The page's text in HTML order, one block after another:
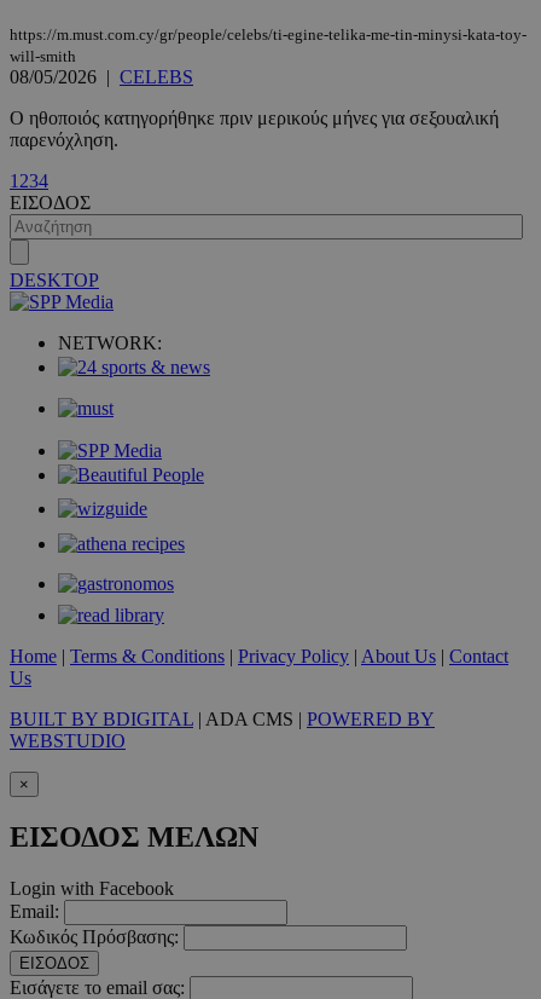
https://m.must.com.cy/gr/people/celebs/ti-egine-telika-me-tin-minysi-kata-toy-
will-smith
08/05/2026 | CELEBS
Ο ηθοποιός κατηγορήθηκε πριν μερικούς μήνες για σεξουαλική
παρενόχληση.
1 234
ΕΙΣΟΔΟΣ
DESKTOP
NETWORK:
Home | Terms & Conditions | Privacy Policy | About Us | Contact
Us
BUILT BY BDIGITAL | ADA CMS | POWERED BY
WEBSTUDIO
×
ΕΙΣΟΔΟΣ ΜΕΛΩΝ
Login with Facebook
Email:
Κωδικός Πρόσβασης:
ΕΙΣΟΔΟΣ
Εισάγετε το email σας:
takeOverCookie www.must.com.cy 1 μέρα
AdSphere-GDPR
delivery.ad-